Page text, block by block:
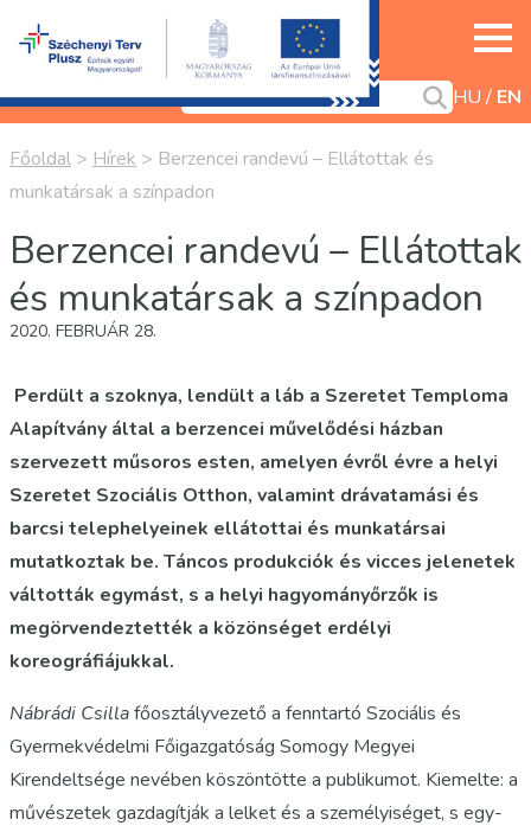
HU EN
Főoldal > Hírek > Berzencei randevú – Ellátottak és
munkatársak a színpadon
Berzencei randevú – Ellátottak
és munkatársak a színpadon
2020. FEBRUÁR 28.
Perdült a szoknya, lendült a láb a Szeretet Temploma
Alapítvány által a berzencei művelődési házban
szervezett műsoros esten, amelyen évről évre a helyi
Szeretet Szociális Otthon, valamint drávatamási és
barcsi telephelyeinek ellátottai és munkatársai
mutatkoztak be. Táncos produkciók és vicces jelenetek
váltották egymást, s a helyi hagyományőrzők is
megörvendeztették a közönséget erdélyi
koreográfiájukkal.
Nábrádi Csillafőosztályvezető a fenntartó Szociális és
Gyermekvédelmi Főigazgatóság Somogy Megyei
Kirendeltsége nevében köszöntötte a publikumot. Kiemelte: a
művészetek gazdagítják a lelket és a személyiséget, s egy-